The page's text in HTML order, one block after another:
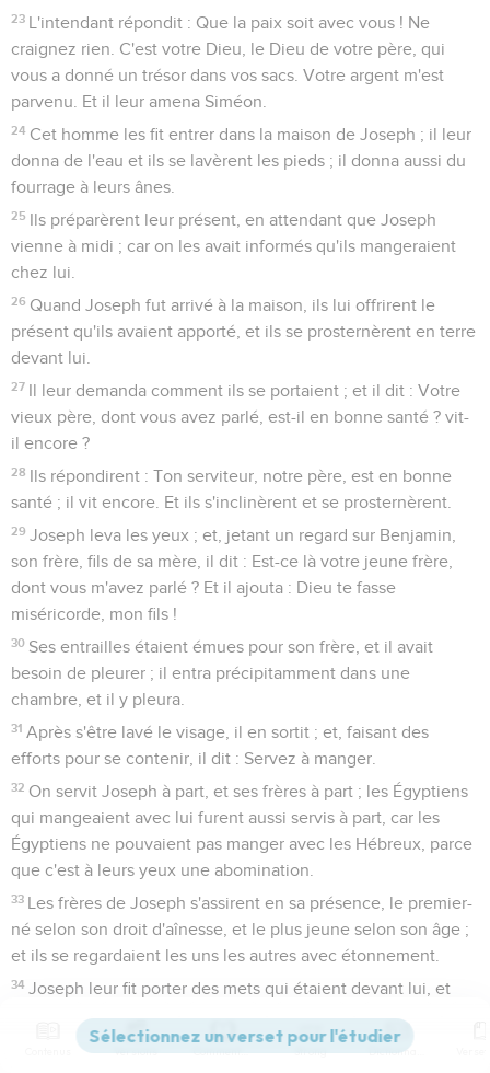
23 L'intendant répondit : Que la paix soit avec vous ! Ne
craignez rien. C'est votre Dieu, le Dieu de votre père, qui
vous a donné un trésor dans vos sacs. Votre argent m'est
parvenu. Et il leur amena Siméon.
24 Cet homme les fit entrer dans la maison de Joseph ; il leur
donna de l'eau et ils se lavèrent les pieds ; il donna aussi du
fourrage à leurs ânes.
25 Ils préparèrent leur présent, en attendant que Joseph
vienne à midi ; car on les avait informés qu'ils mangeraient
chez lui.
26 Quand Joseph fut arrivé à la maison, ils lui offrirent le
présent qu'ils avaient apporté, et ils se prosternèrent en terre
devant lui.
27 Il leur demanda comment ils se portaient ; et il dit : Votre
vieux père, dont vous avez parlé, est-il en bonne santé ? vit-
il encore ?
28 Ils répondirent : Ton serviteur, notre père, est en bonne
santé ; il vit encore. Et ils s'inclinèrent et se prosternèrent.
29 Joseph leva les yeux ; et, jetant un regard sur Benjamin,
son frère, fils de sa mère, il dit : Est-ce là votre jeune frère,
dont vous m'avez parlé ? Et il ajouta : Dieu te fasse
miséricorde, mon fils !
30 Ses entrailles étaient émues pour son frère, et il avait
besoin de pleurer ; il entra précipitamment dans une
chambre, et il y pleura.
31 Après s'être lavé le visage, il en sortit ; et, faisant des
efforts pour se contenir, il dit : Servez à manger.
32 On servit Joseph à part, et ses frères à part ; les Égyptiens
qui mangeaient avec lui furent aussi servis à part, car les
Égyptiens ne pouvaient pas manger avec les Hébreux, parce
que c'est à leurs yeux une abomination.
33 Les frères de Joseph s'assirent en sa présence, le premier-
né selon son droit d'aînesse, et le plus jeune selon son âge ;
et ils se regardaient les uns les autres avec étonnement.
34 Joseph leur fit porter des mets qui étaient devant lui, et
Benjamin en eut cinq fois plus que les autres. Ils burent, et
s'égayèrent avec lui.
Versions Commentaires Strong